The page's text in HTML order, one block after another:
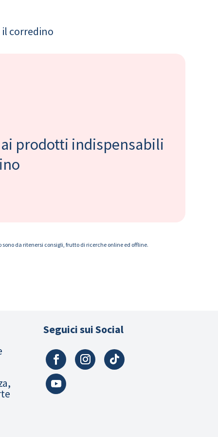
il corredino
prodotti indispensabili
da ritenersi consigli, frutto di ricerche online ed offline.
Seguici sui Social